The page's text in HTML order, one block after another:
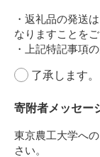
了承します。
寄附者メッセー